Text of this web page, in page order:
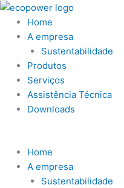
Ir
para
conteúdo
Home
A empresa
Sustentabilidade
Produtos
Serviços
Assistência Técnica
Downloads
Home
A empresa
Sustentabilidade
Obrigatório